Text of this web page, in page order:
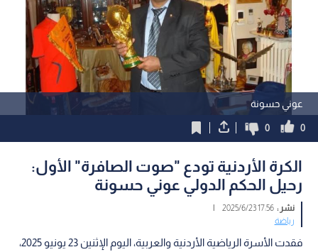
عوني حسونة
0
0
الكرة الأردنية تودع "صوت الصافرة" الأول:
رحيل الحكم الدولي عوني حسونة
نشر :17:56 2025/6/23
|
رياضة
فقدت الأسرة الرياضية الأردنية والعربية، اليوم الإثنين 23 يونيو 2025،